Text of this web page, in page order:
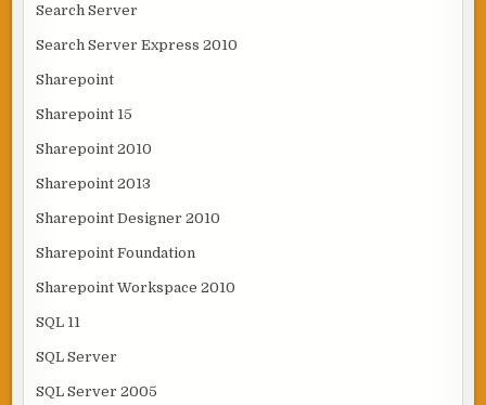
Search Server
Search Server Express 2010
Sharepoint
Sharepoint 15
Sharepoint 2010
Sharepoint 2013
Sharepoint Designer 2010
Sharepoint Foundation
Sharepoint Workspace 2010
SQL 11
SQL Server
SQL Server 2005